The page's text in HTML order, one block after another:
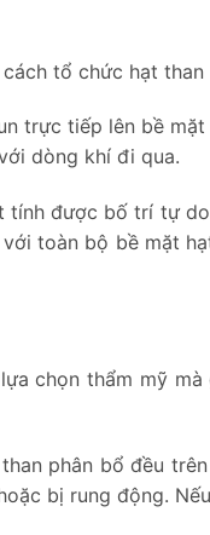
tổ chức hạt
trực tiếp lên bề
dòng khí đi qua.
được bố trí tự
toàn bộ bề mặt
chọn thẩm mỹ
phân bổ đều
bị rung động.